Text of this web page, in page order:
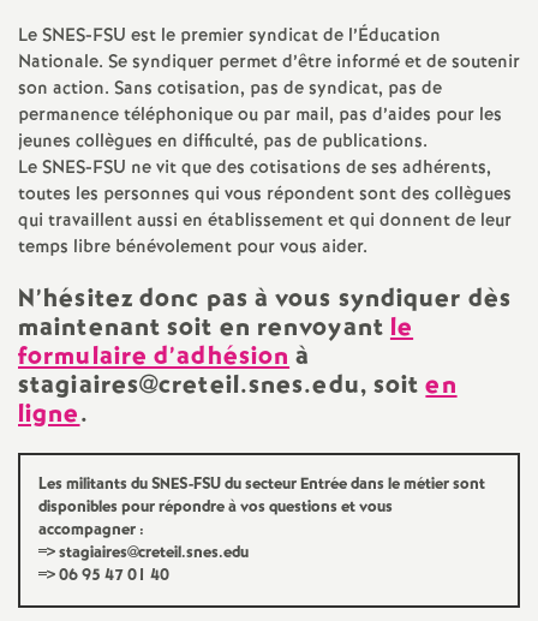
m
e
n
s
d
S
LeSNES-FSU est le premier syndicat de l’Éducation
Nationale. Se syndiquer permet d’être informé et de soutenir
son action. Sans cotisation, pas de syndicat, pas de
permanence téléphonique ou par mail, pas d’aides pour les
jeunes collègues en difficulté, pas de publications.
LeSNES-FSU ne vit que des cotisations de ses adhérents,
toutes les personnes qui vous répondent sont des collègues
qui travaillent aussi en établissement et qui donnent de leur
temps libre bénévolement pour vous aider.
N’hésitez donc pas à vous syndiquer dès
maintenant soit en renvoyant le
formulaire d’adhésionà
stagiaires@creteil.snes.edu, soiten
ligne.
Les militants duSNES-FSUdu secteur Entrée dans le métier sont
disponibles pour répondre à vos questions et vous
accompagner :
=> stagiaires@creteil.snes.edu
=> 06 95 47 01 40